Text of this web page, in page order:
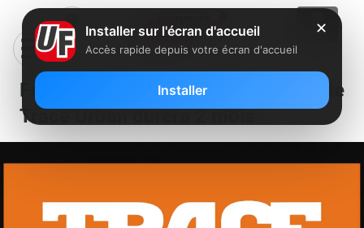
Free annonce que la mise au clair de
Trace Urban durera 2 mois
✕
Installer sur l'écran d'accueil
Accès rapide depuis votre écran d'accueil
Installer